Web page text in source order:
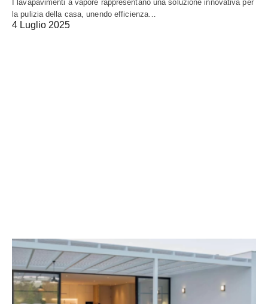
I lavapavimenti a vapore rappresentano una soluzione innovativa per
la pulizia della casa, unendo efficienza…
4 Luglio 2025